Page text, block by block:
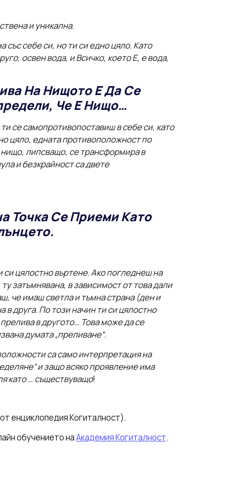
и уникална.
себе си, но ти си едно цяло. Като
освен вода, и Всичко, което Е, е вода,
На Нищото Е Да Се
Че Е Нищо…
се самопротивопоставиш в себе си, като
цяло, едната противоположност по
нищо, липсващо, се трансформира в
и безкрайност са двете
Точка Се Приеми Като
цялостно въртене. Ако погледнеш на
затъмнявана, в зависимост от това дали
че имаш светла и тъмна страна (ден и
в друга. По този начин ти си цялостно
в другото… Това може да се
думата „преливане“.
са само интерпретация на
и защо всяко проявление има
като … съществуващо!
енциклопедия Когиталност).
обучението наАкадемия Когиталност.